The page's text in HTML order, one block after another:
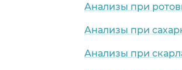
Анализы при
Анализы при
Анализы при